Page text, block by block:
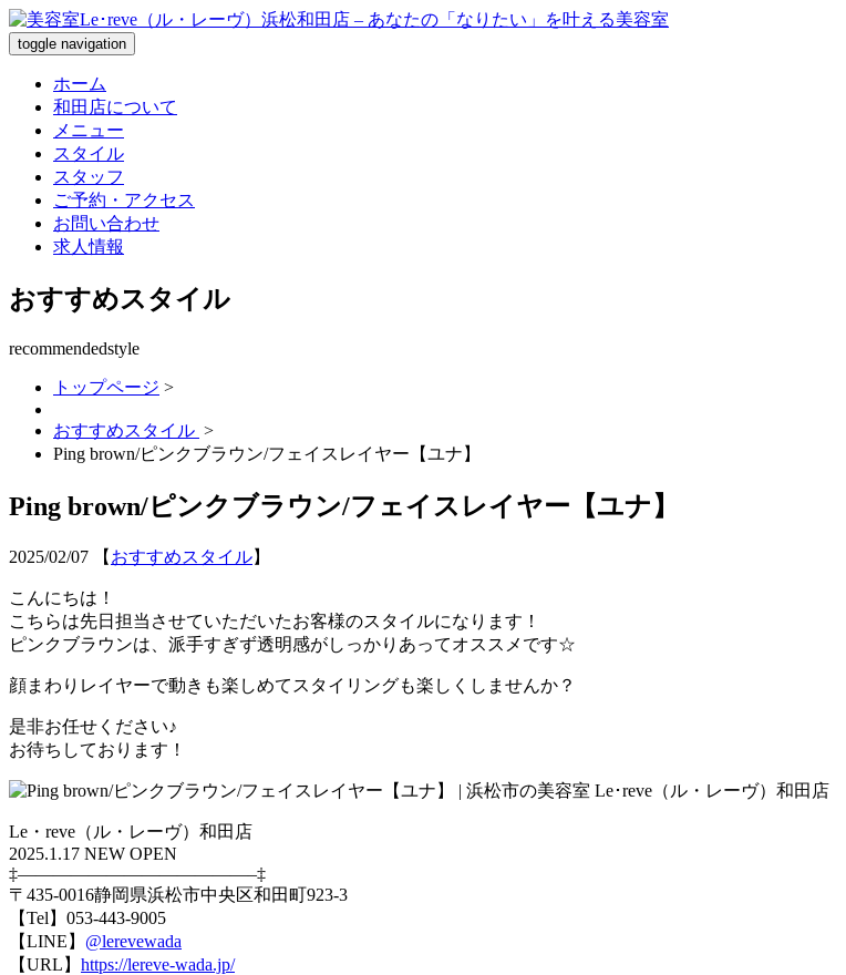
toggle navigation
ホーム
和田店について
メニュー
スタイル
スタッフ
ご予約・アクセス
お問い合わせ
求人情報
おすすめスタイル
recommendedstyle
トップページ >
おすすめスタイル >
Ping brown/ピンクブラウン/フェイスレイヤー【ユナ】
Ping brown/ピンクブラウン/フェイスレイヤー【ユナ】
2025/02/07 【 おすすめスタイル】
こんにちは！
こちらは先日担当させていただいたお客様のスタイルになります！
ピンクブラウンは、派手すぎず透明感がしっかりあってオススメです☆
顔まわりレイヤーで動きも楽しめてスタイリングも楽しくしませんか？
是非お任せください♪
お待ちしております！
Le・reve（ル・レーヴ）和田店
2025.1.17 NEW OPEN
‡—————————————–‡
〒435-0016静岡県浜松市中央区和田町923-3
【Tel】053-443-9005
【LINE】 @lerevewada
【URL】 https://lereve-wada.jp/